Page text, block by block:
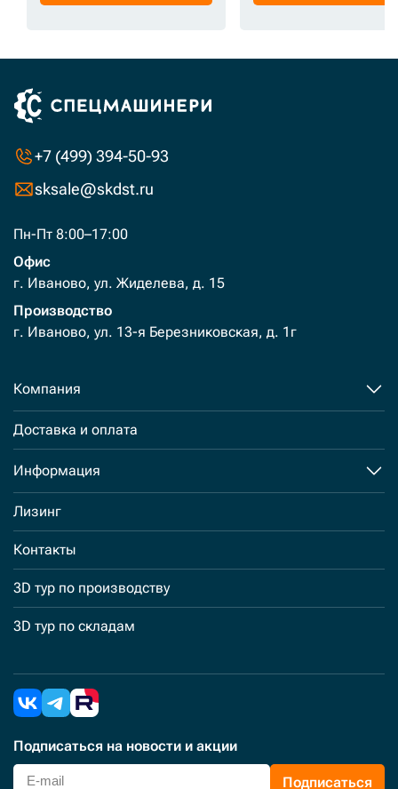
+7 (499) 394-50-93
sksale@skdst.ru
Пн-Пт 8:00–17:00
Офис
г. Иваново, ул. Жиделева, д. 15
Производство
г. Иваново, ул. 13-я Березниковская, д. 1г
Компания
Доставка и оплата
Информация
Лизинг
Контакты
3D тур по производству
3D тур по складам
Подписаться на новости и акции
Подписаться